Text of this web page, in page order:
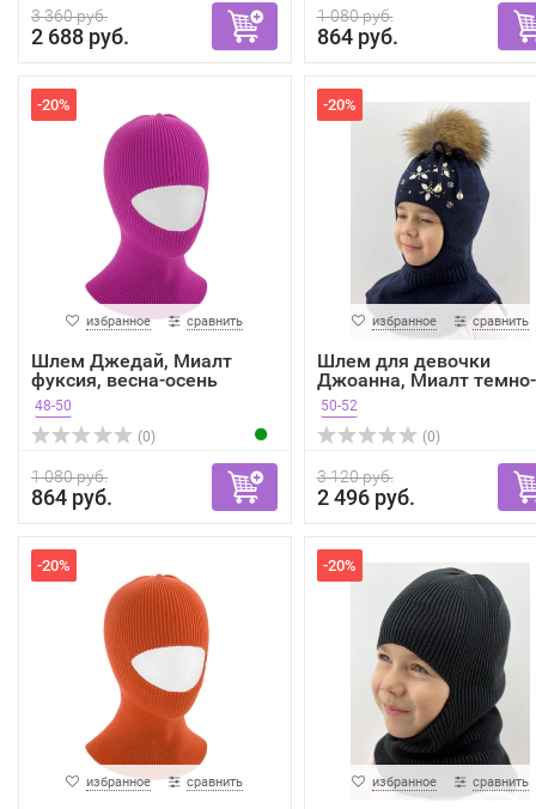
3 360 руб.
2 688 руб.
1 080 руб.
864 руб.
-20%
избранное сравнить
Шлем Джедай, Миалт
фуксия, весна-осень
48-50
(0)
1 080 руб.
864 руб.
-20%
избранное сравнить
Шлем для девочки
Джоанна, Миалт темно-
синий...
50-52
(0)
3 120 руб.
2 496 руб.
-20%
избранное сравнить
-20%
избранное сравнить